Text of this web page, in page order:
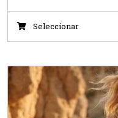
Seleccionar